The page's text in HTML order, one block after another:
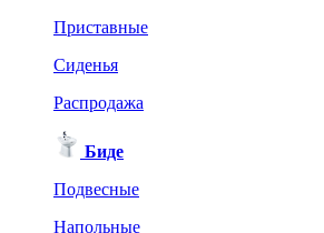
Приставные
Сиденья
Распродажа
Биде
Подвесные
Напольные